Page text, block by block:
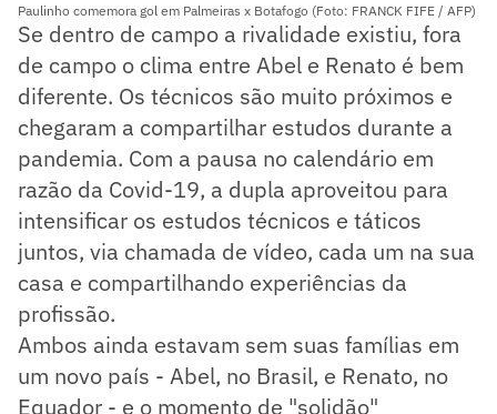
Paulinho comemora gol em Palmeiras x Botafogo (Foto: FRANCK FIFE / AFP)
Se dentro de campo a rivalidade existiu, fora
de campo o clima entre Abel e Renato é bem
diferente. Os técnicos são muito próximos e
chegaram a compartilhar estudos durante a
pandemia. Com a pausa no calendário em
razão da Covid-19, a dupla aproveitou para
intensificar os estudos técnicos e táticos
juntos, via chamada de vídeo, cada um na sua
casa e compartilhando experiências da
profissão.
Ambos ainda estavam sem suas famílias em
um novo país - Abel, no Brasil, e Renato, no
Equador - e o momento de "solidão"